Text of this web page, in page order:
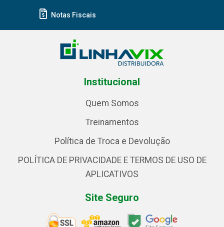
Notas Fiscais
Institucional
Quem Somos
Treinamentos
Política de Troca e Devolução
POLÍTICA DE PRIVACIDADE E TERMOS DE USO DE
APLICATIVOS
Site Seguro